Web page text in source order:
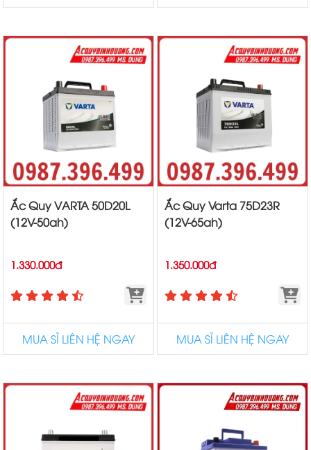
Ắc Quy VARTA 50D20L
(12V-50ah)
1.330.000đ
MUA SỈ LIÊN HỆ NGAY
Ắc Quy Varta 75D23R
(12V-65ah)
1.350.000đ
MUA SỈ LIÊN HỆ NGAY